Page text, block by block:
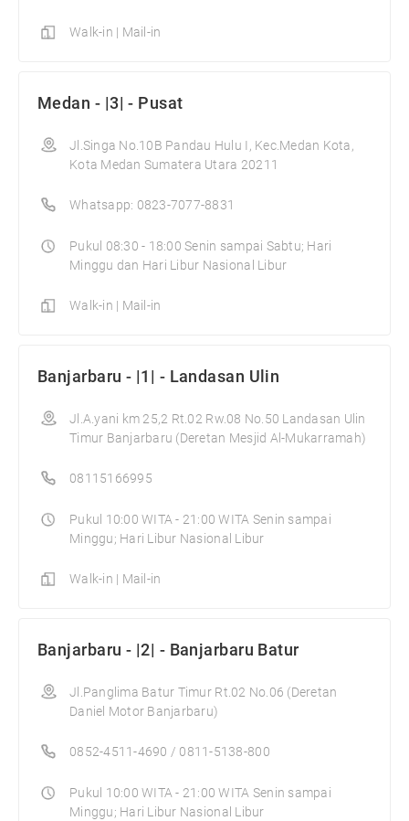
Walk-in | Mail-in
Medan - |3| - Pusat
Jl.Singa No.10B Pandau Hulu I, Kec.Medan Kota,
Kota Medan Sumatera Utara 20211
Whatsapp: 0823-7077-8831
Pukul 08:30 - 18:00 Senin sampai Sabtu; Hari
Minggu dan Hari Libur Nasional Libur
Walk-in | Mail-in
Banjarbaru - |1| - Landasan Ulin
Jl.A.yani km 25,2 Rt.02 Rw.08 No.50 Landasan Ulin
Timur Banjarbaru (Deretan Mesjid Al-Mukarramah)
08115166995
Pukul 10:00 WITA - 21:00 WITA Senin sampai
Minggu; Hari Libur Nasional Libur
Walk-in | Mail-in
Banjarbaru - |2| - Banjarbaru Batur
Jl.Panglima Batur Timur Rt.02 No.06 (Deretan
Daniel Motor Banjarbaru)
0852-4511-4690 / 0811-5138-800
Pukul 10:00 WITA - 21:00 WITA Senin sampai
Minggu; Hari Libur Nasional Libur